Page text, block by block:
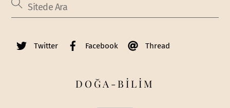
Twitter Facebook Thread
DOĞA-BİLİM